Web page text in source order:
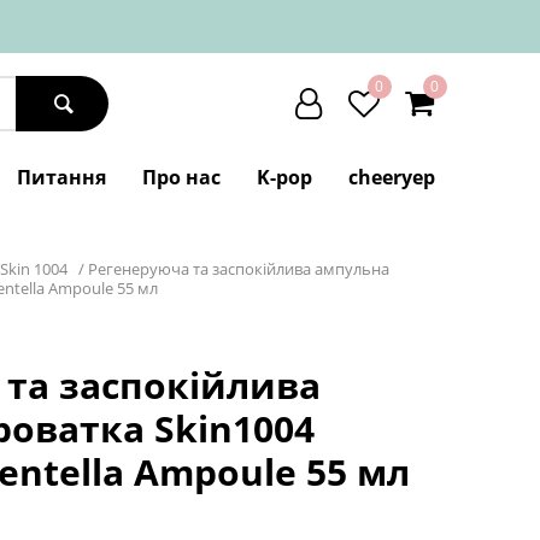
0 0
Питання Про нас K-pop cheeryep
Skin 1004 / Регенеруюча та заспокійлива ампульна
Ampoule 55 мл
заспокійлива
Skin1004
Ampoule 55 мл